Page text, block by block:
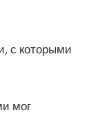
с которыми
мог